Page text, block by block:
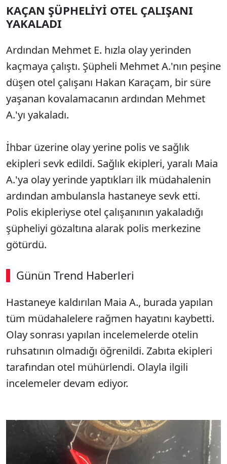
KAÇAN ŞÜPHELİYİ OTEL ÇALIŞANI
YAKALADI
Ardından Mehmet E. hızla olay yerinden
kaçmaya çalıştı. Şüpheli Mehmet A.'nın peşine
düşen otel çalışanı Hakan Karaçam, bir süre
yaşanan kovalamacanın ardından Mehmet
A.'yı yakaladı.
İhbar üzerine olay yerine polis ve sağlık
ekipleri sevk edildi. Sağlık ekipleri, yaralı Maia
A.'ya olay yerinde yaptıkları ilk müdahalenin
ardından ambulansla hastaneye sevk etti.
Polis ekipleriyse otel çalışanının yakaladığı
şüpheliyi gözaltına alarak polis merkezine
götürdü.
Günün Trend Haberleri
Hastaneye kaldırılan Maia A., burada yapılan
tüm müdahalelere rağmen hayatını kaybetti.
Olay sonrası yapılan incelemelerde otelin
ruhsatının olmadığı öğrenildi. Zabıta ekipleri
tarafından otel mühürlendi. Olayla ilgili
incelemeler devam ediyor.